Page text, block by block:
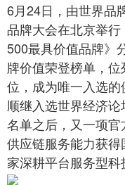
6月24日，由世界品
品牌大会在北京举
500最具价值品牌》
牌价值荣登榜单，
位，成为唯一入选
顺继入选世界经济
名单之后，又一项
供应链服务能力获
家深耕平台服务型科